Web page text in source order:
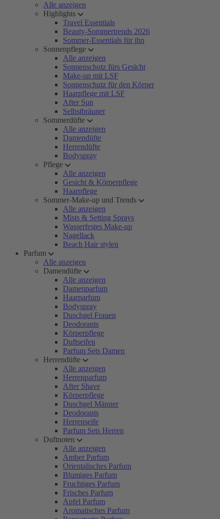
Alle anzeigen
Highlights
Travel Essentials
Beauty-Sommertrends 2026
Sommer-Essentials für ihn
Sonnenpflege
Alle anzeigen
Sonnenschutz fürs Gesicht
Make-up mit LSF
Sonnenschutz für den Körper
Haarpflege mit LSF
After Sun
Selbstbräuner
Sommerdüfte
Alle anzeigen
Damendüfte
Herrendüfte
Bodyspray
Pflege
Alle anzeigen
Gesicht & Körperpflege
Haarpflege
Sommer-Make-up und Trends
Alle anzeigen
Mists & Setting Sprays
Wasserfestes Make-up
Nagellack
Beach Hair stylen
Parfum
Alle anzeigen
Damendüfte
Alle anzeigen
Damenparfum
Haarparfum
Bodyspray
Duschgel Frauen
Deodorants
Körperpflege
Duftseifen
Parfum Sets Damen
Herrendüfte
Alle anzeigen
Herrenparfum
After Shave
Körperpflege
Duschgel Männer
Deodorants
Herrenseife
Parfum Sets Herren
Duftnoten
Alle anzeigen
Amber Parfum
Orientalisches Parfum
Blumiges Parfum
Fruchtiges Parfum
Frisches Parfum
Apfel Parfum
Aromatisches Parfum